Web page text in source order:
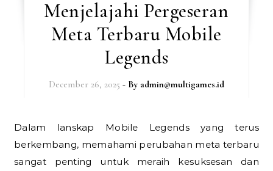
Menjelajahi Pergeseran
Meta Terbaru Mobile
Legends
December 26, 2025 - By admin@multigames.id
Dalam lanskap Mobile Legends yang terus
berkembang, memahami perubahan meta terbaru
sangat penting untuk meraih kesuksesan dan